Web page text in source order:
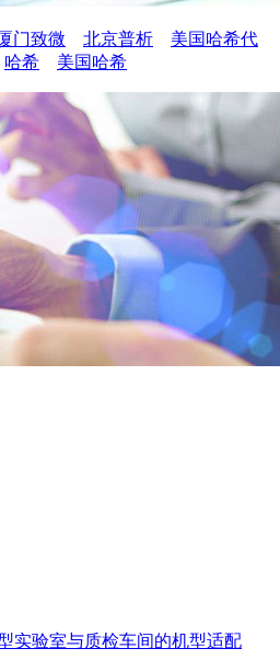
门致微 北京普析
美国哈希代
哈希 美国哈希
实验室与质检车间的机型适配